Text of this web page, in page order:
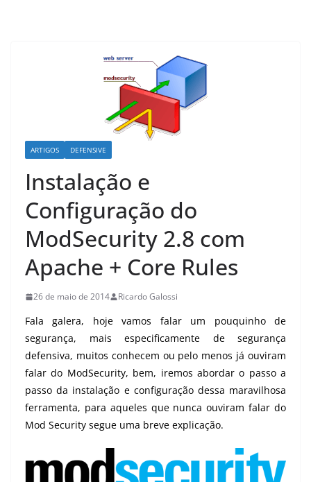
ARTIGOS DEFENSIVE
Instalação e
Configuração do
ModSecurity 2.8 com
Apache + Core Rules
26 de maio de 2014 Ricardo Galossi
Fala galera, hoje vamos falar um pouquinho de
segurança, mais especificamente de segurança
defensiva, muitos conhecem ou pelo menos já ouviram
falar do ModSecurity, bem, iremos abordar o passo a
passo da instalação e configuração dessa maravilhosa
ferramenta, para aqueles que nunca ouviram falar do
Mod Security segue uma breve explicação.